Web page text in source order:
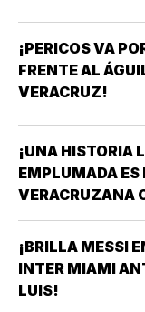
¡PERICOS VA
FRENTE AL
VERACRUZ!
¡UNA HISTORIA
EMPLUMADA ES
VERACRUZANA
PUEBLA EN EL
SERIE DE LA
ESTADIO
POBLANOS…
¡BRILLA MESSI
INTER MIAMI
LUIS!